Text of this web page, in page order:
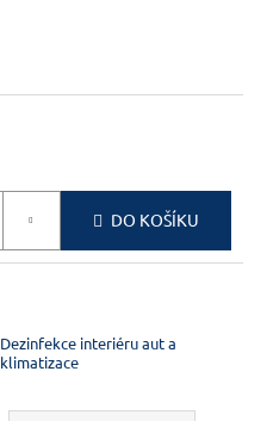
DO KOŠÍKU
Dezinfekce interiéru aut a
klimatizace